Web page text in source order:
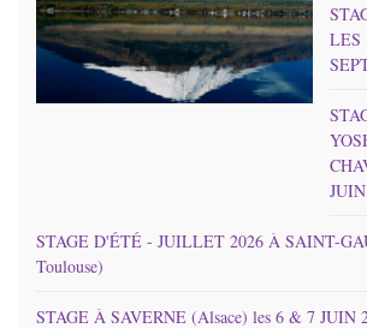
LES
STAGE D'ÉTÉ - JUILLET 2026 À SAINT-
Toulouse)
STAGE À SAVERNE (Alsace) les 6 & 7 JUIN